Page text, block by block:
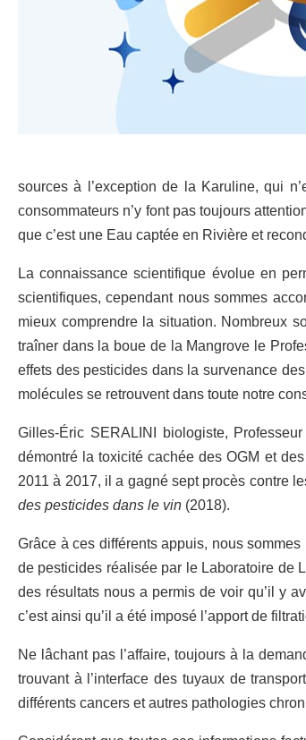
sources à l’exception de la Karuline, qui
consommateurs n’y font pas toujours
que c’est une Eau captée en Rivière et
La connaissance scientifique évolue en
scientifiques, cependant nous sommes
mieux comprendre la situation. Nombreux
traîner dans la boue de la Mangrove le
effets des pesticides dans la survenance
molécules se retrouvent dans toute notre
Gilles-Éric SERALINI biologiste,
démontré la toxicité cachée des OGM et
2011 à 2017, il a gagné sept procès contre
des pesticides dans le vin (2018).
Grâce à ces différents appuis, nous
de pesticides réalisée par le Laboratoire de
des résultats nous a permis de voir qu’il y
c’est ainsi qu’il a été imposé l’apport de
Ne lâchant pas l’affaire, toujours à la
trouvant à l’interface des tuyaux de
différents cancers et autres pathologies